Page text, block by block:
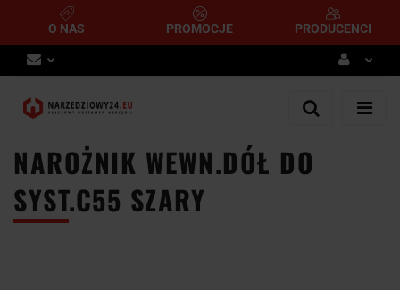
O NAS PROMOCJE PRODUCENCI
Zaloguj się
Dodaj zgłoszenie
NAROŻNIK WEWN.DÓŁ DO
SYST.C55 SZARY